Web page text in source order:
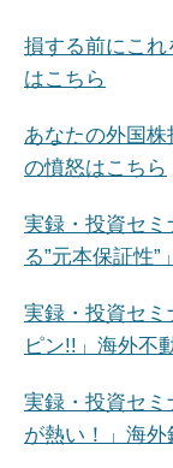
損する前にこれ
はこちら
あなたの外国
の憤怒はこちら
実録・投資セ
る”元本保証性
実録・投資セ
ピン!!」海外不
実録・投資セ
が熱い！」海